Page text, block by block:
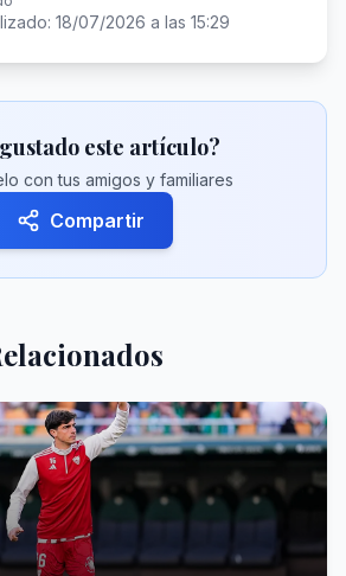
18/07/2026 a las 15:29
este artículo?
con tus amigos y familiares
Compartir